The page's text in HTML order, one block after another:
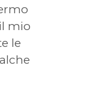
mio
le